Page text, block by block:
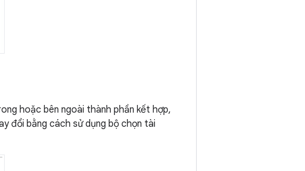
hoặc bên ngoài thành phần kết hợp,
đổi bằng cách sử dụng bộ chọn tài